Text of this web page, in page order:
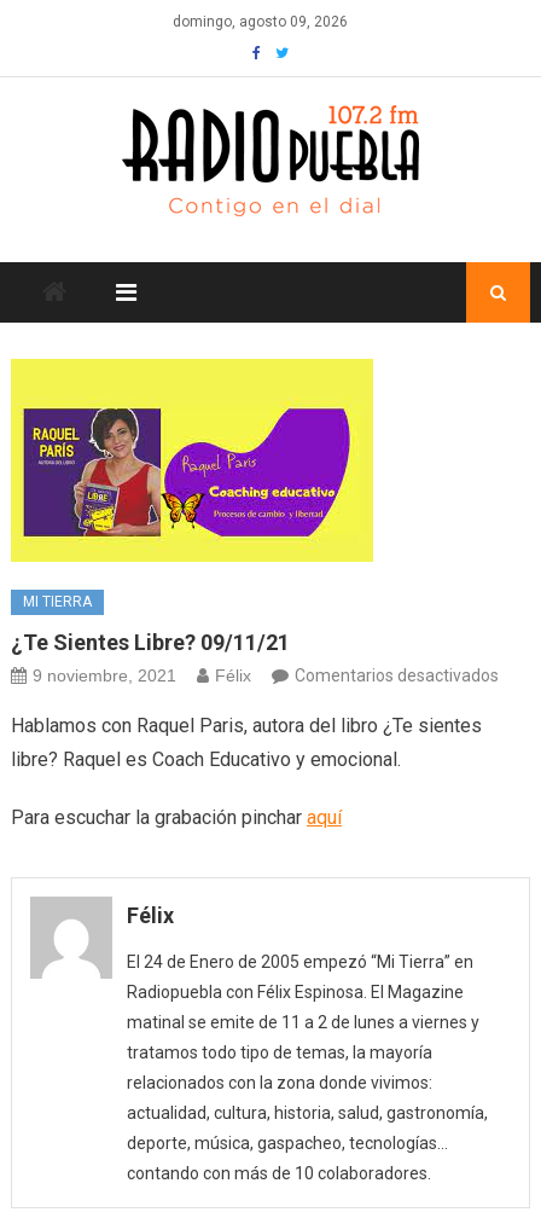
content
domingo, agosto 09, 2026
MI TIERRA
¿Te Sientes Libre? 09/11/21
9 noviembre, 2021 Félix Comentarios desactivadosen
Hablamos con Raquel Paris, autora del libro ¿Te sientes
libre? Raquel es Coach Educativo y emocional.
Para escuchar la grabación pinchar aquí
Félix
El 24 de Enero de 2005 empezó “Mi Tierra” en
Radiopuebla con Félix Espinosa. El Magazine
matinal se emite de 11 a 2 de lunes a viernes y
tratamos todo tipo de temas, la mayoría
relacionados con la zona donde vivimos:
actualidad, cultura, historia, salud, gastronomía,
deporte, música, gaspacheo, tecnologías…
contando con más de 10 colaboradores.